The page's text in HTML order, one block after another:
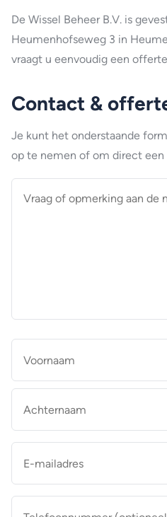
De Wissel Beheer B.V. is
Heumenhofseweg 3 in
vraagt u eenvoudig een
Contact &
Je kunt het onderstaande
op te nemen of om direct een
mailadres *